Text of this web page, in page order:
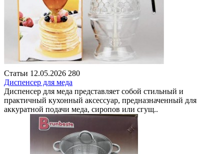
Статьи 12.05.2026 280
Диспенсер для меда
Диспенсер для меда представляет собой стильный и
практичный кухонный аксессуар, предназначенный для
аккуратной подачи меда, сиропов или сгущ..